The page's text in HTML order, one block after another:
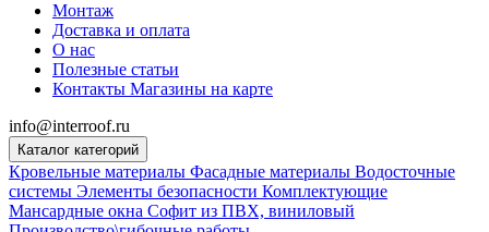
Монтаж
Доставка и оплата
О нас
Полезные статьи
Контакты Магазины на карте
info@interroof.ru
Каталог категорий
Кровельные материалы Фасадные материалы Водосточные
системы Элементы безопасности Комплектующие
Мансардные окна Софит из ПВХ, виниловый